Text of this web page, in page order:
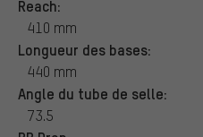
Reach:
410 mm
Longueur des bases:
440 mm
Angle du tube de selle:
73.5